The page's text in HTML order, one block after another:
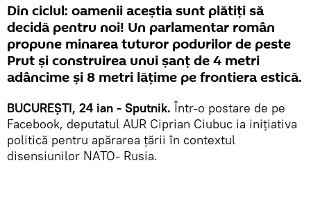
Din ciclul: oamenii aceștia sunt plătiți să
decidă pentru noi! Un parlamentar român
propune minarea tuturor podurilor de peste
Prut și construirea unui șanț de 4 metri
adâncime și 8 metri lățime pe frontiera estică.
BUCUREȘTI, 24 ian - Sputnik. Într-o postare de pe
Facebook, deputatul AUR Ciprian Ciubuc ia inițiativa
politică pentru apărarea țării în contextul
disensiunilor NATO- Rusia.